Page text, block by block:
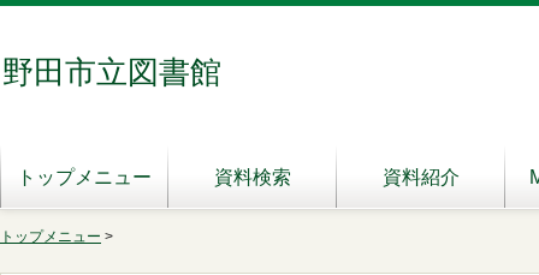
野田市立図書館
トップメニュー 資料検索 資料紹介
トップメニュー >